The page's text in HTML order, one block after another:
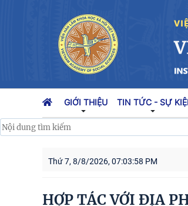
GIỚI THIỆU TIN TỨC - SỰ
Thứ 7, 8/8/2026, 07:03:59 PM
Cán bộ Viện Nghiên cứu Con người, Gia đình
HỢP TÁC VỚI ĐỊA